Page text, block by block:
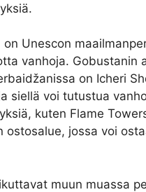
Unescon
vanhoja. Gobustanin
on Icheri
siellä voi tutustua
kuten Flame
ostosalue, jossa voi
muun muassa